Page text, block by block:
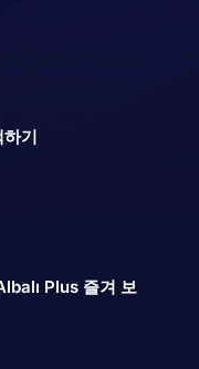
기
Plus 즐겨 보